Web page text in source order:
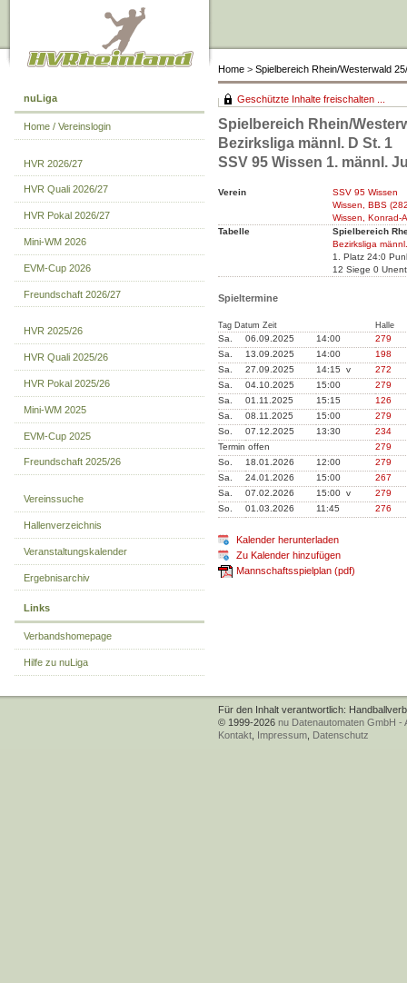
Home > Spielbereich Rhein/Westerwald
nuLiga
Home / Vereinslogin
HVR 2026/27
HVR Quali 2026/27
HVR Pokal 2026/27
Mini-WM 2026
EVM-Cup 2026
Freundschaft 2026/27
HVR 2025/26
HVR Quali 2025/26
HVR Pokal 2025/26
Mini-WM 2025
EVM-Cup 2025
Freundschaft 2025/26
Vereinssuche
Hallenverzeichnis
Veranstaltungskalender
Ergebnisarchiv
Links
Verbandshomepage
Hilfe zu nuLiga
Geschützte Inhalte freischalten ...
Spielbereich Rhein/
Bezirksliga männl. D St. 1
SSV 95 Wissen 1. männl.
Verein
SSV 95 Wissen
Wissen, BBS
Wissen, Konrad-
Tabelle
Spielbereich
Bezirksliga
1. Platz 24:0
12 Siege 0
Spieltermine
Tag Datum Zeit Halle
Sa. 06.09.2025 14:00
279
Sa.
13.09.2025 14:00
198
Sa.
27.09.2025 14:15 v
272
Sa.
04.10.2025 15:00
279
Sa.
01.11.2025 15:15
126
Sa.
08.11.2025 15:00
279
So.
07.12.2025 13:30
234
Termin offen
279
So.
18.01.2026 12:00
279
Sa.
24.01.2026 15:00
267
Sa.
07.02.2026 15:00 v
279
So.
01.03.2026 11:45 276
Kalender herunterladen
Zu Kalender hinzufügen
Mannschaftsspielplan (pdf)
Für den Inhalt verantwortlich:
© 1999-2026 nu Datenautomaten GmbH -
Kontakt Impressum Datenschutz